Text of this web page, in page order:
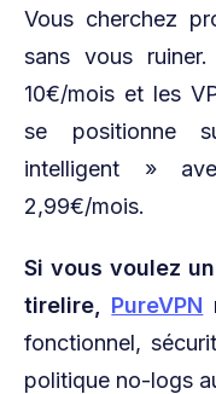
Vous cherchez
sans vous
10€/mois et les
se positionne
intelligent »
2,99€/mois.
Si vous voulez
tirelire, PureVPN
fonctionnel,
politique no-logs